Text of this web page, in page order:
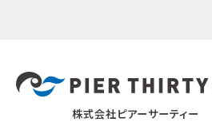
株式会社ピアーサーティー